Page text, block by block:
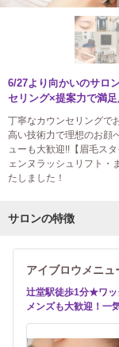
6/27より向かいのサロ
セリング×提案力で満
丁寧なカウンセリングで
高い技術力で理想のお顔
ューも大歓迎!!【眉毛ス
ェンヌラッシュリフト・
たしました！
サロンの特徴
アイブロウメニ
辻堂駅徒歩1分★ワッ
メンズも大歓迎！一